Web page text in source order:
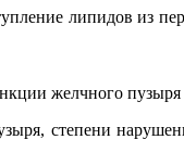
липидов из
желчного
степени